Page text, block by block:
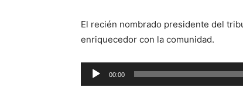
El recién nombrado presidente del
enriquecedor con la comunidad.
Reproductor
de
00:00